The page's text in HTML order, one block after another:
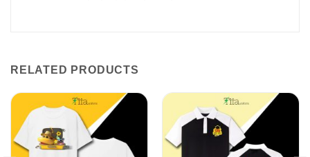
RELATED PRODUCTS